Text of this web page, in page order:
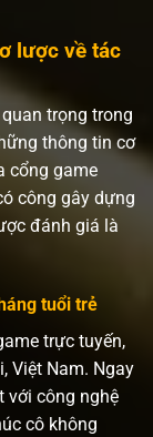
lược về tác
trọng trong
thông tin cơ
cổng game
công gây dựng
đánh giá là
tuổi trẻ
trực tuyến,
Việt Nam. Ngay
với công nghệ
cô không